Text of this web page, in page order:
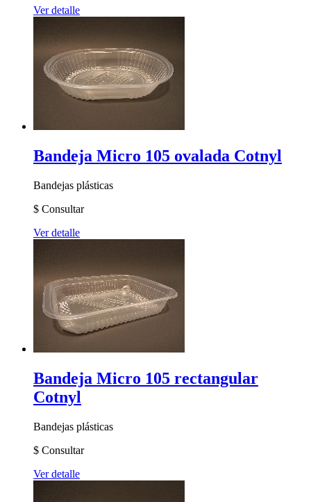
Ver detalle
Bandeja Micro 105 ovalada Cotnyl
Bandejas plásticas
$ Consultar
Ver detalle
Bandeja Micro 105 rectangular
Cotnyl
Bandejas plásticas
$ Consultar
Ver detalle